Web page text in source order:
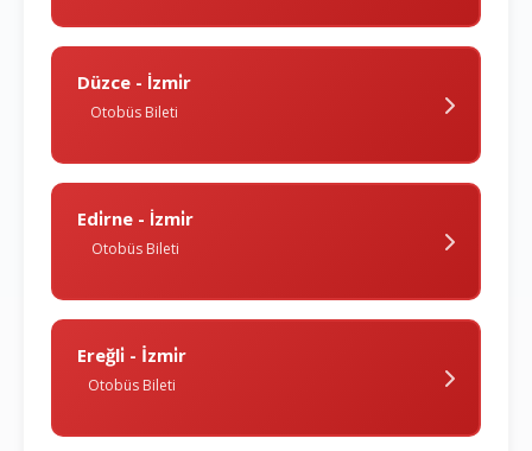
Düzce - İzmi̇r
Otobüs Bileti
Edi̇rne - İzmi̇r
Otobüs Bileti
Ereğli̇ - İzmi̇r
Otobüs Bileti